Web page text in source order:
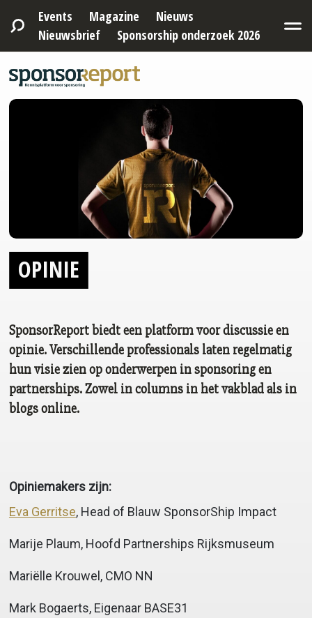
Events Magazine
Nieuws
Nieuwsbrief
Sponsorship onderzoek 2026
OPINIE
SponsorReport biedt een platform voor discussie en
opinie. Verschillende professionals laten regelmatig
hun visie zien op onderwerpen in sponsoring en
partnerships. Zowel in columns in het vakblad als in
blogs online.
Opiniemakers zijn:
Eva Gerritse, Head of Blauw SponsorShip Impact
Marije Plaum, Hoofd Partnerships Rijksmuseum
Mariëlle Krouwel, CMO NN
Mark Bogaerts, Eigenaar BASE31